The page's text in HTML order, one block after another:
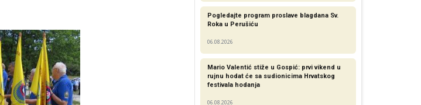
Pogledajte program proslave blagdana Sv.
Roka u Perušiću
06.08.2026
Mario Valentić stiže u Gospić: prvi vikend u
rujnu hodat će sa sudionicima Hrvatskog
festivala hodanja
06.08.2026